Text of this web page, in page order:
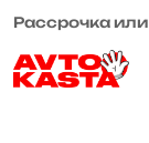
Рассрочка